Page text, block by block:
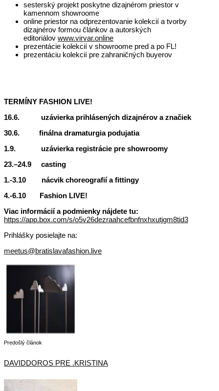
sesterský projekt poskytne dizajnérom priestor v
kamennom showroome
online priestor na odprezentovanie kolekcií a tvorby
dizajnérov formou článkov a autorských
editoriálov www.virvar.online
prezentácie kolekcií v showroome pred a po FL!
prezentáciu kolekcií pre zahraničných buyerov
TERMÍNY FASHION LIVE!
16.6. uzávierka prihlásených dizajnérov a značiek
30.6. finálna dramaturgia podujatia
1.9. uzávierka registrácie pre showroomy
23.–24.9 casting
1.-3.10 nácvik choreografií a fittingy
4.-6.10 Fashion LIVE!
Viac informácií a podmienky nájdete tu:
https://app.box.com/s/o5v26dezraahcefbnfnxhxutjgm8tid3
Prihlášky posielajte na:
meetus@bratislavafashion.live
Predošlý článok
DAVIDDOROS PRE .KRISTINA